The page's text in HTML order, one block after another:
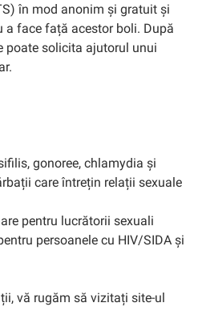
în mod anonim și gratuit și
a face față acestor boli. După
poate solicita ajutorul unui
gonoree, chlamydia și
care întrețin relații sexuale
pentru lucrătorii sexuali
persoanele cu HIV/SIDA și
vă rugăm să vizitați site-ul